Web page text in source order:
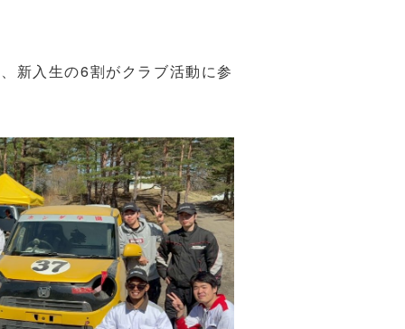
新入生の6割がクラブ活動に参